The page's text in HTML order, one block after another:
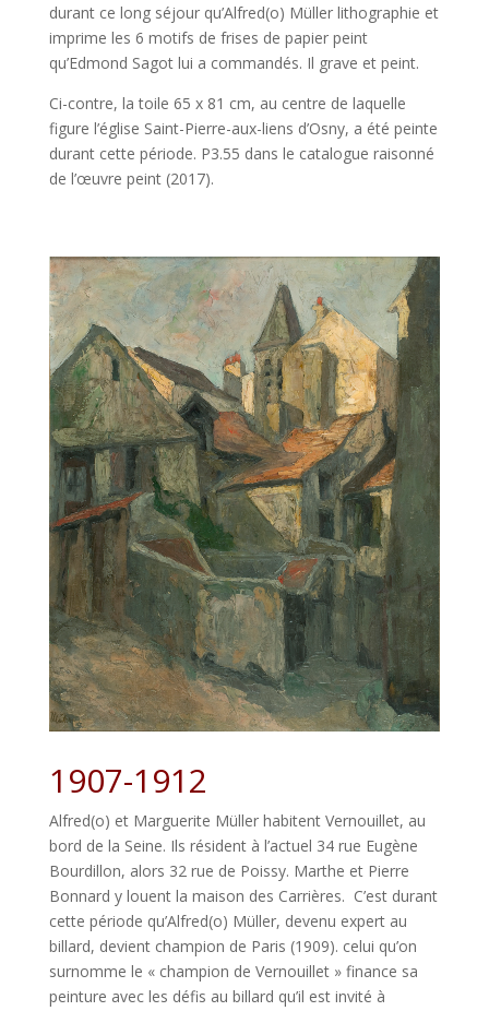
durant ce long séjour qu’Alfred(o) Müller lithographie et
imprime les 6 motifs de frises de papier peint
qu’Edmond Sagot lui a commandés. Il grave et peint.
Ci-contre, la toile 65 x 81 cm, au centre de laquelle
figure l’église Saint-Pierre-aux-liens d’Osny, a été peinte
durant cette période. P3.55 dans le catalogue raisonné
de l’œuvre peint (2017).
1907-1912
Alfred(o) et Marguerite Müller habitent Vernouillet, au
bord de la Seine. Ils résident à l’actuel 34 rue Eugène
Bourdillon, alors 32 rue de Poissy. Marthe et Pierre
Bonnard y louent la maison des Carrières. C’est durant
cette période qu’Alfred(o) Müller, devenu expert au
billard, devient champion de Paris (1909). celui qu’on
surnomme le « champion de Vernouillet » finance sa
peinture avec les défis au billard qu’il est invité à